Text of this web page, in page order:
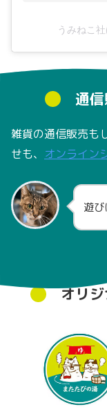
うみねこ
通
雑貨の通信販売も
せも、 オンライン
遊び
オリ